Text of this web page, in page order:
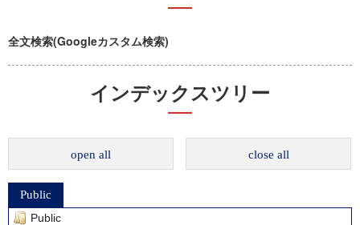
全文検索(Googleカスタム検索)
インデックスツリー
open all close all
Public
Public